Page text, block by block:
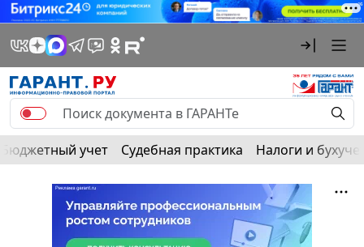
Бюджетный учет Судебная практика Налоги и